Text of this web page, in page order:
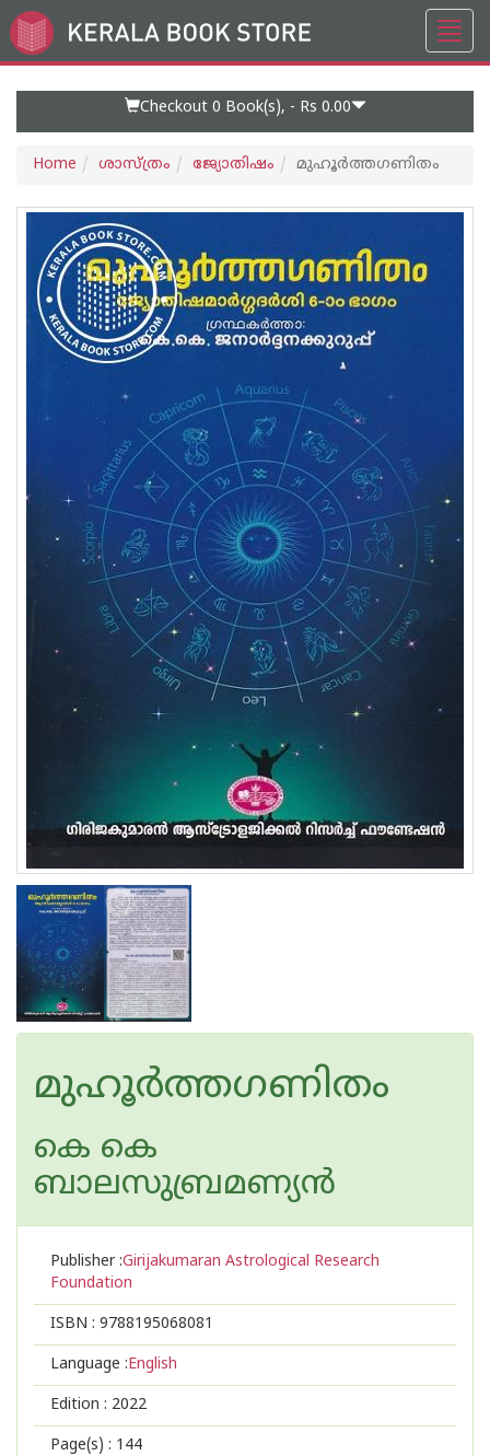
Go
to
Checkout 0 Book(s), - Rs 0.00
Home ശാസ്ത്രം ജ്യോതിഷം മുഹൂർത്തഗണിതം
മുഹൂർത്തഗണിതം
കെ കെ
ബാലസുബ്രമണ്യന്‍
Publisher :Girijakumaran Astrological Research
Foundation
ISBN : 9788195068081
Language :English
Edition : 2022
Page(s) : 144